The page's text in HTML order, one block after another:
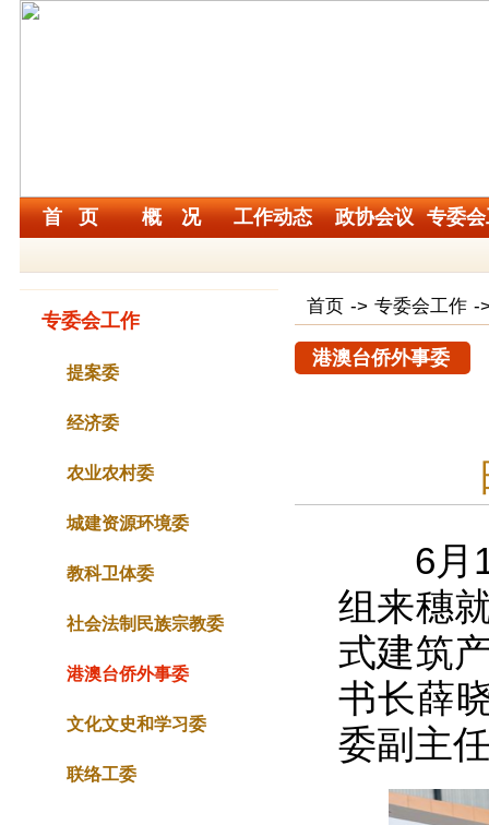
首 页 概 况 工作动态 政协会议 专委
专委会工作
提案委
经济委
农业农村委
城建资源环境委
教科卫体委
社会法制民族宗教委
港澳台侨外事委
文化文史和学习委
联络工委
首页 -> 专委会工作 -
港澳台侨外事委
6月17
组来穗
式建筑
书长薛
委副主